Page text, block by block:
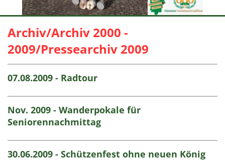
Archiv/Archiv 2000 -
2009/Pressearchiv 2009
07.08.2009 - Radtour
Nov. 2009 - Wanderpokale für
Seniorennachmittag
30.06.2009 - Schützenfest ohne neuen König